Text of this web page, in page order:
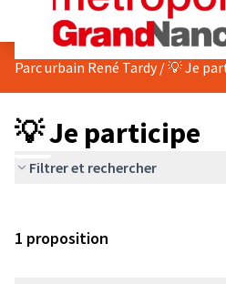
Parc urbain René Tardy /💡 Je
💡 Je participe
Filtrer et rechercher
1 proposition